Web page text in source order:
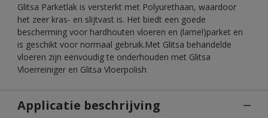
Glitsa Parketlak is versterkt met Polyurethaan, waardoor
het zeer kras- en slijtvast is. Het biedt een goede
bescherming voor hardhouten vloeren en (lamel)parket en
is geschikt voor normaal gebruik.Met Glitsa behandelde
vloeren zijn eenvoudig te onderhouden met Glitsa
Vloerreiniger en Glitsa Vloerpolish
Applicatie beschrijving